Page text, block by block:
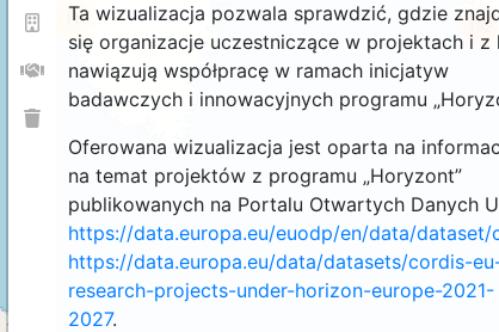
Ta wizualizacja pozwala sprawdzić, gdzie
się organizacje uczestniczące w projektach i z
nawiązują współpracę w ramach inicjatyw
badawczych i innowacyjnych programu
Oferowana wizualizacja jest oparta na
na temat projektów z programu „Horyzont”
publikowanych na Portalu Otwartych Danych
https://data.europa.eu/euodp/en/data/
https://data.europa.eu/data/datasets/cordis-
research-projects-under-horizon-europe-2021-
2027.
11 192